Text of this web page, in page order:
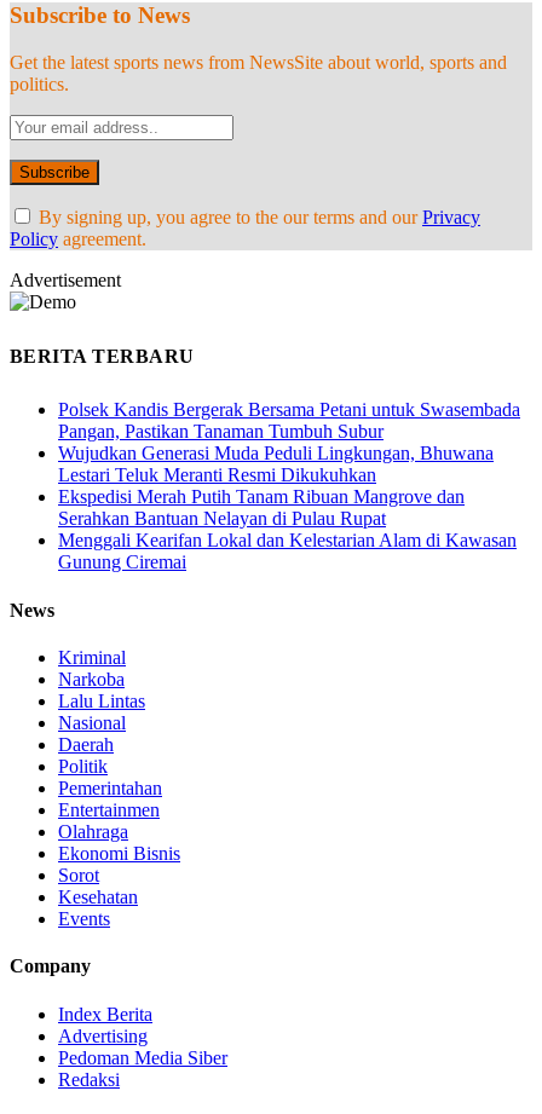
Subscribe to News
Get the latest sports news from NewsSite about world, sports and
politics.
By signing up, you agree to the our terms and ourPrivacy
Policy agreement.
Advertisement
BERITA TERBARU
Polsek Kandis Bergerak Bersama Petani untuk Swasembada
Pangan, Pastikan Tanaman Tumbuh Subur
Wujudkan Generasi Muda Peduli Lingkungan, Bhuwana
Lestari Teluk Meranti Resmi Dikukuhkan
Ekspedisi Merah Putih Tanam Ribuan Mangrove dan
Serahkan Bantuan Nelayan di Pulau Rupat
Menggali Kearifan Lokal dan Kelestarian Alam di Kawasan
Gunung Ciremai
News
Kriminal
Narkoba
Lalu Lintas
Nasional
Daerah
Politik
Pemerintahan
Entertainmen
Olahraga
Ekonomi Bisnis
Sorot
Kesehatan
Events
Company
Index Berita
Advertising
Pedoman Media Siber
Redaksi